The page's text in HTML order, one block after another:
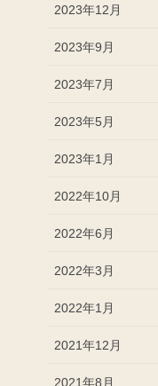
2023年12月
2023年9月
2023年7月
2023年5月
2023年1月
2022年10月
2022年6月
2022年3月
2022年1月
2021年12月
2021年8月